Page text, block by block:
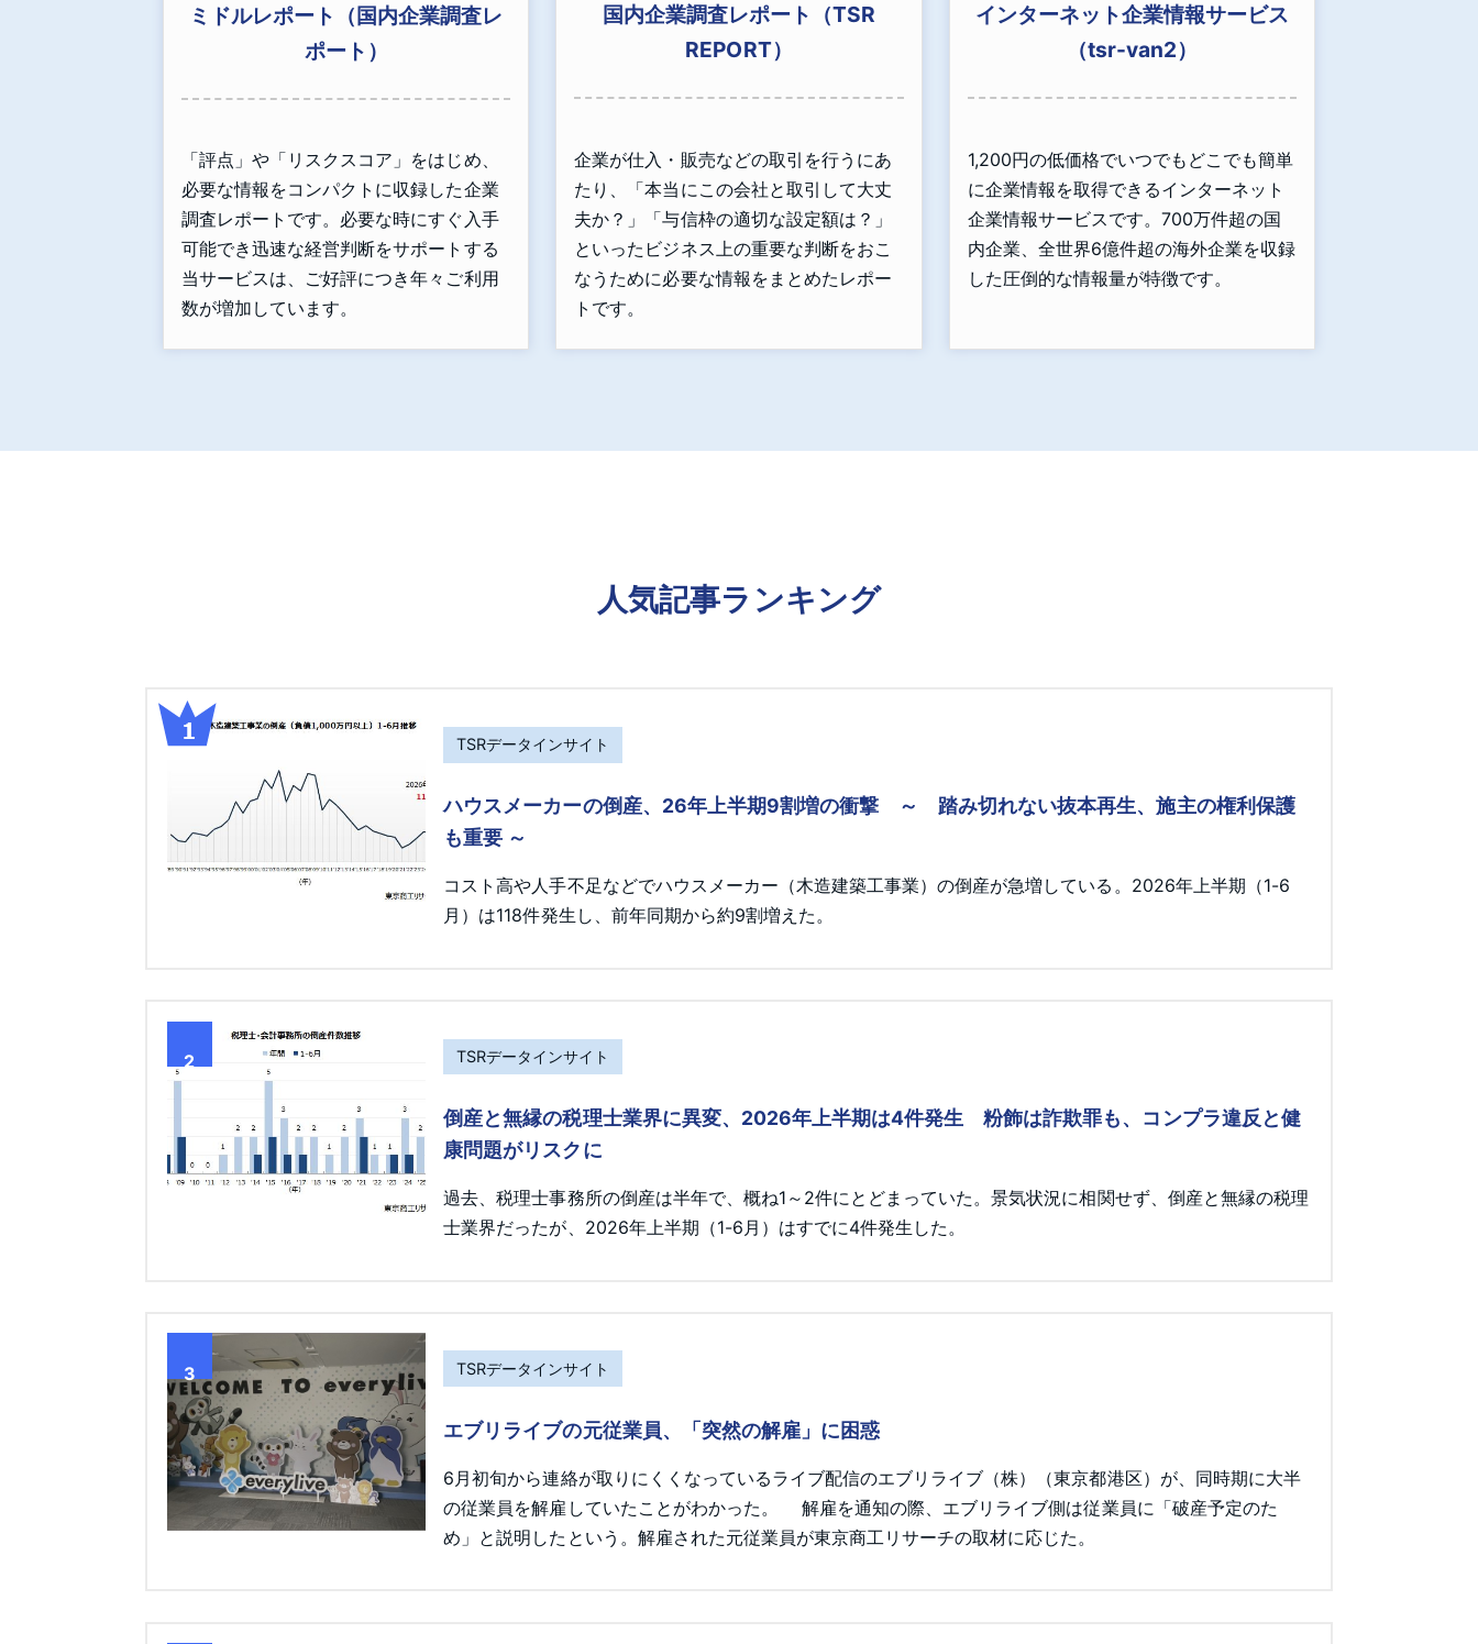
ミドルレポート（国内企業調査レ
ポート）
「評点」や「リスクスコア」をはじめ、
必要な情報をコンパクトに収録した企業
調査レポートです。必要な時にすぐ入手
可能でき迅速な経営判断をサポートする
当サービスは、ご好評につき年々ご利用
数が増加しています。
国内企業調査レポート（TSR
REPORT）
企業が仕入・販売などの取引を行うにあ
たり、「本当にこの会社と取引して大丈
夫か？」「与信枠の適切な設定額は？」
といったビジネス上の重要な判断をおこ
なうために必要な情報をまとめたレポー
トです。
インターネット企業情報サービス
（tsr-van2）
1,200円の低価格でいつでもどこでも簡単
に企業情報を取得できるインターネット
企業情報サービスです。700万件超の国
内企業、全世界6億件超の海外企業を収録
した圧倒的な情報量が特徴です。
人気記事ランキング
TSRデータインサイト
ハウスメーカーの倒産、26年上半期9割増の衝撃 ～ 踏み切れない抜本再生、施主の権利保護
も重要 ～
コスト高や人手不足などでハウスメーカー（木造建築工事業）の倒産が急増している。2026年上半期（1-6
月）は118件発生し、前年同期から約9割増えた。
2 TSRデータインサイト
倒産と無縁の税理士業界に異変、2026年上半期は4件発生 粉飾は詐欺罪も、コンプラ違反と健
康問題がリスクに
過去、税理士事務所の倒産は半年で、概ね1～2件にとどまっていた。景気状況に相関せず、倒産と無縁の税理
士業界だったが、2026年上半期（1-6月）はすでに4件発生した。
3 TSRデータインサイト
エブリライブの元従業員、「突然の解雇」に困惑
6月初旬から連絡が取りにくくなっているライブ配信のエブリライブ（株）（東京都港区）が、同時期に大半
の従業員を解雇していたことがわかった。 解雇を通知の際、エブリライブ側は従業員に「破産予定のた
め」と説明したという。解雇された元従業員が東京商工リサーチの取材に応じた。